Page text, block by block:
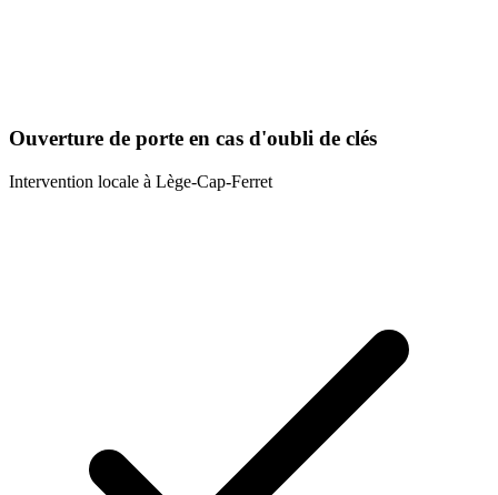
Ouverture de porte en cas d'oubli de clés
Intervention locale à Lège-Cap-Ferret